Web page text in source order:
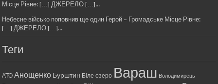
Місце Рівне: […] ДЖЕРЕЛО […]...
Небесне військо поповнив ще один Герой – Громадське Місце Рівне:
[…] ДЖЕРЕЛО […]...
Теги
АТО Анощенко Бурштин Біле озеро Вараш Володимирець